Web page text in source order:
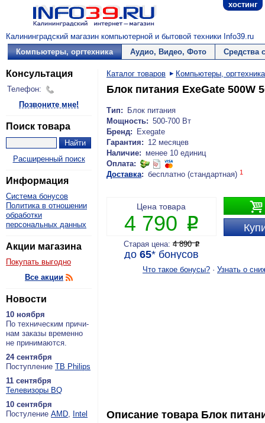
хостинг
Калининградский магазин компьютерной и бытовой техники Info39.ru
Компьютеры, оргтехника
Аудио, Видео, Фото Средства
Консультация
Телефон:
Позвоните мне!
Поиск товара
Расширенный поиск
Информация
Система бонусов
Политика в отношении
обработки
персональных данных
Акции магазина
Покупать выгодно
Все акции
Новости
10 ноября
По тех­ни­че­ским при­чи­
нам за­ка­зы вре­мен­но
не при­ни­ма­ют­ся.
24 сентября
По­ступ­ле­ние ТВ Philips
11 сентября
Теле­ви­зо­ры BQ
10 сентября
По­сту­ле­ние AMD, Intel
Каталог товаров Компьютеры, оргтехника
Блок питания ExeGate 500W
Тип:
Блок питания
Мощность: 500-700 Вт
Бренд:
Exegate
Гарантия: 12 месяцев
Наличие: менее 10 единиц
Оплата:
Доставка: бесплатно (стандартная) 1

Цена товара
4 790 P
Старая цена: 4 890P
до 65*бонусов
Что такое бонусы? · Узнать о
Описание товара Блок